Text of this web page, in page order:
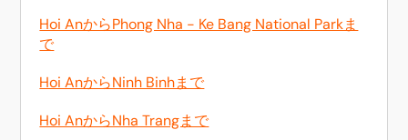
Hoi AnからPhong Nha - Ke Bang National Parkま
で
Hoi AnからNinh Binhまで
Hoi AnからNha Trangまで